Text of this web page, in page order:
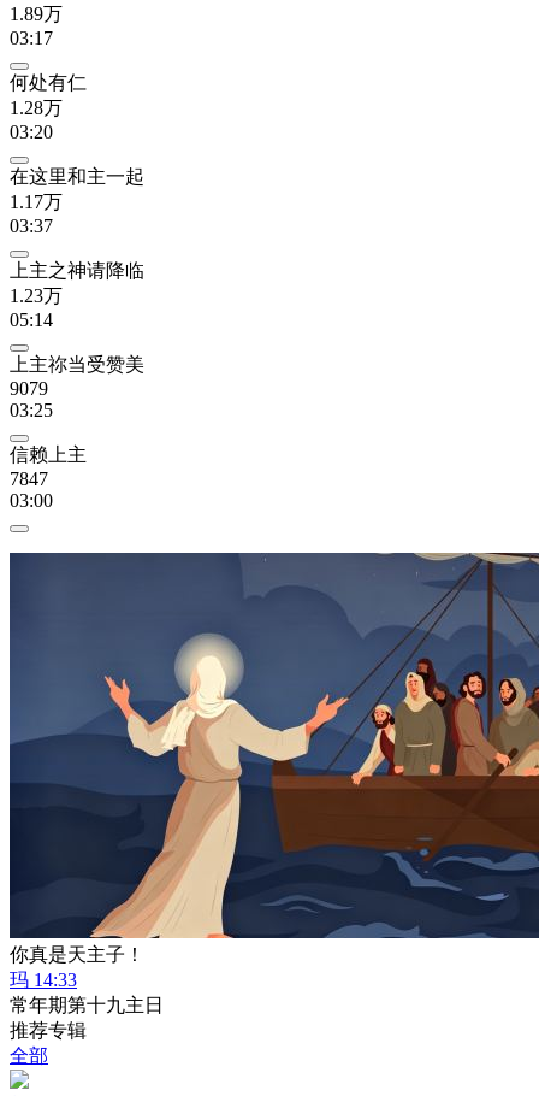
1.89万
03:17
何处有仁
1.28万
03:20
在这里和主一起
1.17万
03:37
上主之神请降临
1.23万
05:14
上主祢当受赞美
9079
03:25
信赖上主
7847
03:00
你真是天主子！
玛 14:33
常年期第十九主日
推荐专辑
全部